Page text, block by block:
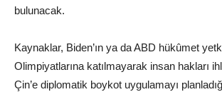
bulunacak.
Kaynaklar, Biden’ın ya da ABD hükûmet
Olimpiyatlarına katılmayarak insan hakları
Çin’e diplomatik boykot uygulamayı